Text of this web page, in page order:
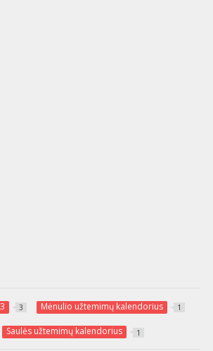
3 Mėnulio užtemimų kalendorius 1
Saulės užtemimų kalendorius 1